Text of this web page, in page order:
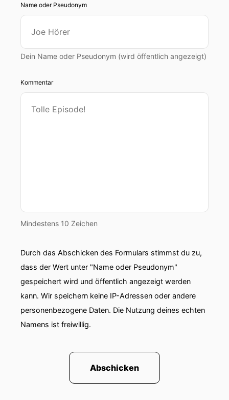
Name oder Pseudonym
Dein Name oder Pseudonym (wird öffentlich angezeigt)
Kommentar
Mindestens 10 Zeichen
Durch das Abschicken des Formulars stimmst du zu,
dass der Wert unter "Name oder Pseudonym"
gespeichert wird und öffentlich angezeigt werden
kann. Wir speichern keine IP-Adressen oder andere
personenbezogene Daten. Die Nutzung deines echten
Namens ist freiwillig.
Abschicken